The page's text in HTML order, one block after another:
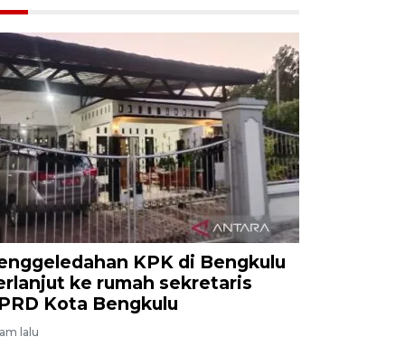
KPK di Bengkulu
ke rumah sekretaris
Kota Bengkulu
lalu